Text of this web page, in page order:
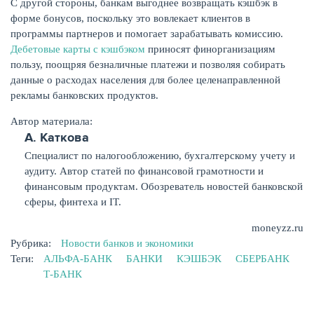
С другой стороны, банкам выгоднее возвращать кэшбэк в
форме бонусов, поскольку это вовлекает клиентов в
программы партнеров и помогает зарабатывать комиссию.
Дебетовые карты с кэшбэком приносят финорганизациям
пользу, поощряя безналичные платежи и позволяя собирать
данные о расходах населения для более целенаправленной
рекламы банковских продуктов.
Автор материала:
А. Каткова
Cпециалист по налогообложению, бухгалтерскому учету и
аудиту. Автор статей по финансовой грамотности и
финансовым продуктам. Обозреватель новостей банковской
сферы, финтеха и IT.
moneyzz.ru
Рубрика:
Новости банков и экономики
Теги:
АЛЬФА-БАНК БАНКИ КЭШБЭК
СБЕРБАНК
Т-БАНК